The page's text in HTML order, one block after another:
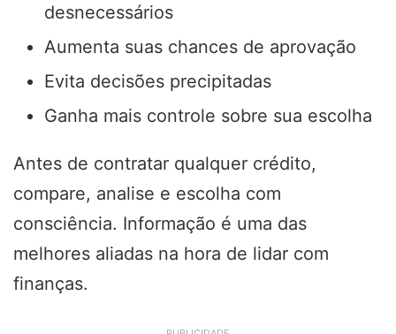
desnecessários
Aumenta suas chances de aprovação
Evita decisões precipitadas
Ganha mais controle sobre sua escolha
Antes de contratar qualquer crédito,
compare, analise e escolha com
consciência. Informação é uma das
melhores aliadas na hora de lidar com
finanças.